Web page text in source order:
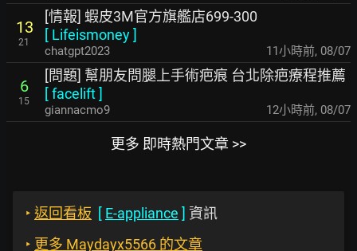
13
21
[情報] 蝦皮3M官方旗艦店699-300
[ Lifeismoney]
chatgpt2023 11小時前, 08/07
6
15
[問題] 幫朋友問腿上手術疤痕 台北除疤療程推薦
[facelift]
giannacmo9 12小時前, 08/07
更多 即時熱門文章 >>
‣ 返回看板 [ E-appliance ] 資訊
‣ 更多 Maydayx5566 的文章